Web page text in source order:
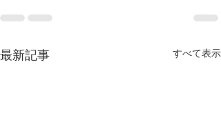
最新記事 すべて表示